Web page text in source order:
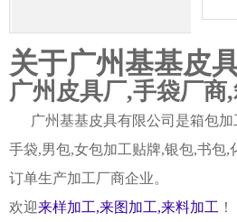
关于广州基基皮
广州皮具厂,手袋厂
广州基基皮具有限公司是箱包加
手袋,男包,女包加工贴牌,银包,书包
订单生产加工厂商企业。
欢迎来样加工,来图加工,来料加工 ！